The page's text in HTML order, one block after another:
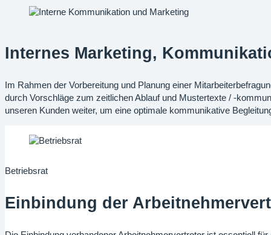
Internes Marketing,
Im Rahmen der Vorbereitung und Planung einer
durch Vorschläge zum zeitlichen Ablauf und Mustertexte / -
unseren Kunden weiter, um eine optimale kommunikative
Betriebsrat
Einbindung der